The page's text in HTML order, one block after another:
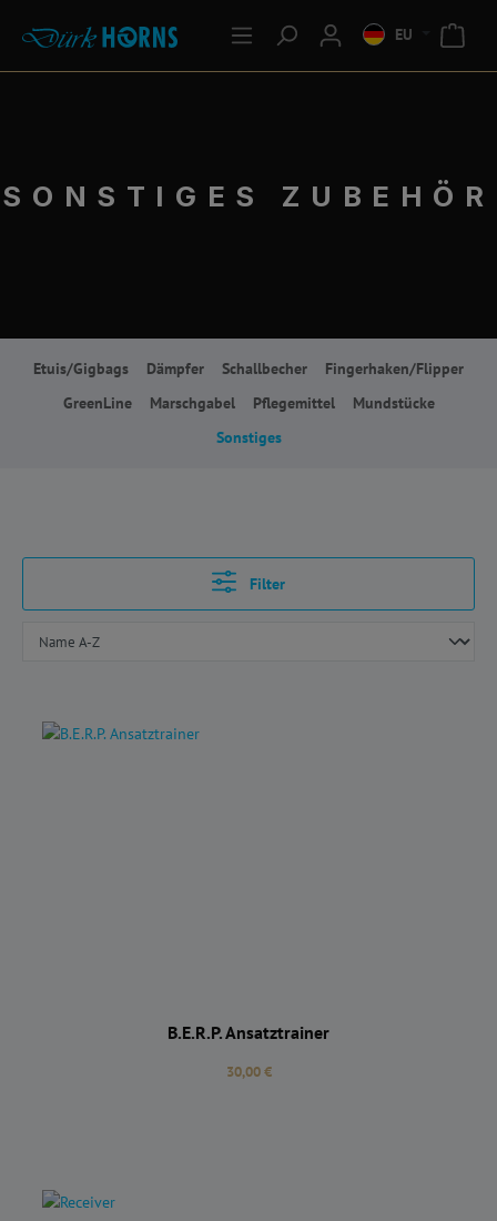
EU
SONSTIGES ZUBEHÖR
Etuis/Gigbags Dämpfer Schallbecher
Fingerhaken/Flipper
GreenLine
Marschgabel Pflegemittel
Mundstücke
Sonstiges
Filter
B.E.R.P. Ansatztrainer
Regulärer Preis:
30,00 €